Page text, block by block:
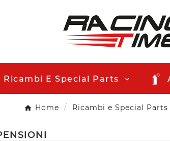
Ricambi E Special Parts
Home Ricambi e Special Parts